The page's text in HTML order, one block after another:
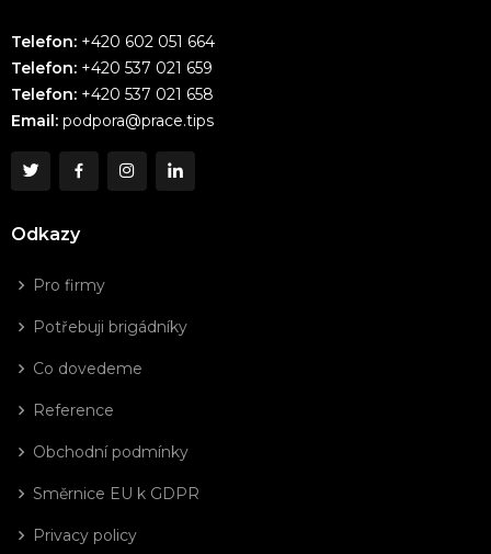
Telefon: +420 602 051 664
Telefon: +420 537 021 659
Telefon: +420 537 021 658
Email: podpora@prace.tips
Odkazy
Pro firmy
Potřebuji brigádníky
Co dovedeme
Reference
Obchodní podmínky
Směrnice EU k GDPR
Privacy policy